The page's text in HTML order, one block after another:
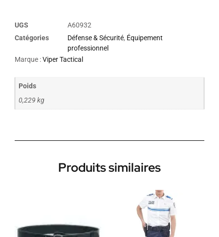
UGS
A60932
Catégories
Défense & Sécurité, Équipement
professionnel
Marque :Viper Tactical
Poids
0,229 kg
Produits similaires